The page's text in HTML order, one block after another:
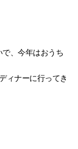
、今年はおうち
ィナーに行ってき